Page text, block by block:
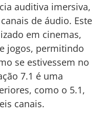
auditiva imersiva,
de áudio. Este
em cinemas,
jogos, permitindo
se estivessem no
7.1 é uma
como o 5.1,
canais.